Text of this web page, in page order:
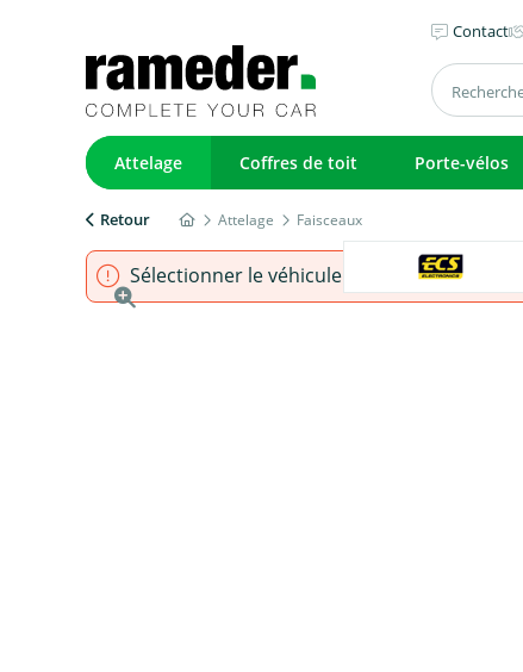
Contact
Attelage Coffres de toit Porte-vélos
Retour Attelage Faisceaux
Sélectionner le véhicule pour s'assurer